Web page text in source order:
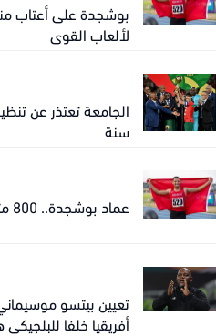
بوشجدة على أعتاب منصة
لألعاب القوى
سنة
عماد بوشجدة.. 800 متر عن الحلم وميدالية المغرب
تعيين بيتسو موسيماني
أفريقيا خلفا للبلجيكي